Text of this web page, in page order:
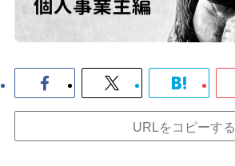
URLをコピーする